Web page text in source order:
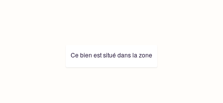
Ce bien est situé dans la zone